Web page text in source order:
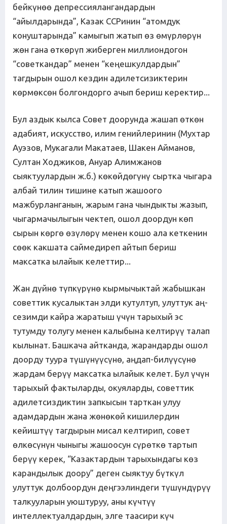
бейкүнөө депрессиялангандардын
“айылдарында”, Казак ССРинин “атомдук
конуштарында” камыгып жатып өз өмүрлөрүн
жөн гана өткөрүп жиберген миллиондогон
“советкандар” менен “кеңешкулдардын”
тагдырын ошол кездин адилетсизиктерин
көрмөксөн болгондорго ачып бериш керектир...
Бул аздык кылса Совет доорунда жашап өткөн
адабият, искусство, илим генийлеринин (Мухтар
Ауэзов, Мукагали Макатаев, Шакен Айманов,
Султан Ходжиков, Ануар Алимжанов
сыяктуулардын ж.б.) көкөйдөгүнү сыртка чыгара
албай тилин тишине катып жашоого
мажбурланганын, жарым гана чындыкты жазып,
чыгармачылыгын чектеп, ошол доордун көп
сырын көргө өзүлөрү менен кошо ала кеткенин
сөөк какшата саймедиреп айтып бериш
максатка ылайык келеттир...
Жан дүйнө түпкүрүнө кырмычыктай жабышкан
советтик кусалыктан элди кутултуп, улуттук аң-
сезимди кайра жаратыш үчүн тарыхый эс
тутумду толугу менен калыбына келтирүү талап
кылынат. Башкача айтканда, жарандарды ошол
доорду туура түшүнүүсүнө, аңдап-билүүсүнө
жардам берүү максатка ылайык келет. Бул үчүн
тарыхый фактыларды, окуяларды, советтик
адилетсиздиктин запкысын тарткан улуу
адамдардын жана жөнөкөй кишилердин
кейиштүү тагдырын мисал келтирип, совет
өлкөсүнүн чыныгы жашоосун сүрөткө тартып
берүү керек, “Казактардын тарыхындагы көз
карандылык доору” деген сыяктуу бүткүл
улуттук долбоордун деңгээлиндеги түшүндүрүү
талкууларын уюштуруу, аны күчтүү
интеллектуалдардын, элге таасири күч